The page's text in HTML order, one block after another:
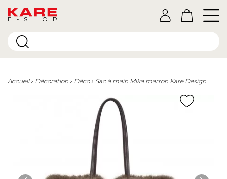
E-SHOP
Accueil Décoration Déco Sac à main Mika marron Kare Design